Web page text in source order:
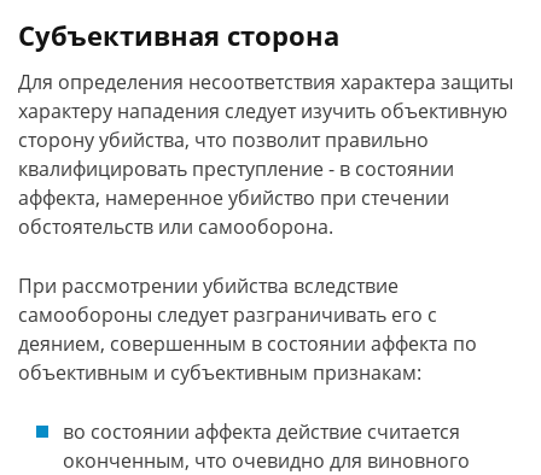
Субъективная сторона
Для определения несоответствия характера защиты
характеру нападения следует изучить объективную
сторону убийства, что позволит правильно
квалифицировать преступление - в состоянии
аффекта, намеренное убийство при стечении
обстоятельств или самооборона.
При рассмотрении убийства вследствие
самообороны следует разграничивать его с
деянием, совершенным в состоянии аффекта по
объективным и субъективным признакам:
во состоянии аффекта действие считается
оконченным, что очевидно для виновного